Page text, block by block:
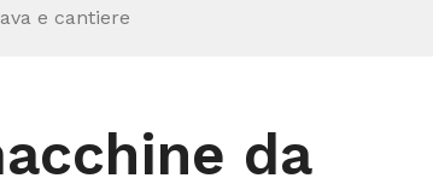
e cantiere
da